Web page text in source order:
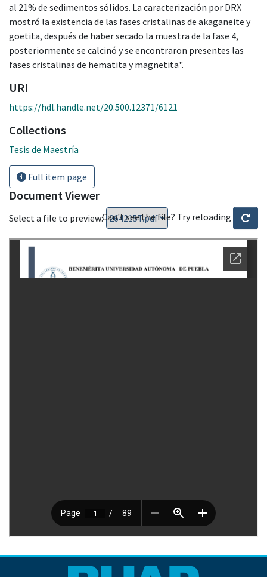
al 21% de sedimentos sólidos. La caracterización por DRX
mostró la existencia de las fases cristalinas de akaganeite y
goetita, después de haber secado la muestra de la fase 4,
posteriormente se calcinó y se encontraron presentes las
fases cristalinas de hematita y magnetita".
URI
https://hdl.handle.net/20.500.12371/6121
Collections
Tesis de Maestría
Full item page
Document Viewer
Select a file to preview:Can't see the file? Try reloading